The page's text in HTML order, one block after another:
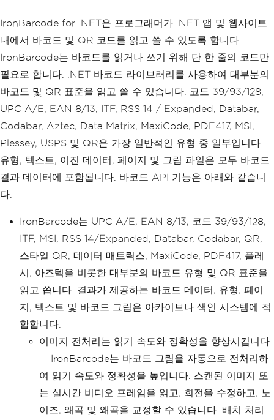
IronBarcode for .NET은 프로그래머가 .NET 앱 및 웹사이트
내에서 바코드 및 QR 코드를 읽고 쓸 수 있도록 합니다.
IronBarcode는 바코드를 읽거나 쓰기 위해 단 한 줄의 코드만
필요로 합니다. .NET 바코드 라이브러리를 사용하여 대부분의
바코드 및 QR 표준을 읽고 쓸 수 있습니다. 코드 39/93/128,
UPC A/E, EAN 8/13, ITF, RSS 14 / Expanded, Databar,
Codabar, Aztec, Data Matrix, MaxiCode, PDF417, MSI,
Plessey, USPS 및 QR은 가장 일반적인 유형 중 일부입니다.
유형, 텍스트, 이진 데이터, 페이지 및 그림 파일은 모두 바코드
결과 데이터에 포함됩니다. 바코드 API 기능은 아래와 같습니
다.
IronBarcode는 UPC A/E, EAN 8/13, 코드 39/93/128,
ITF, MSI, RSS 14/Expanded, Databar, Codabar, QR,
스타일 QR, 데이터 매트릭스, MaxiCode, PDF417, 플레
시, 아즈텍을 비롯한 대부분의 바코드 유형 및 QR 표준을
읽고 씁니다. 결과가 제공하는 바코드 데이터, 유형, 페이
지, 텍스트 및 바코드 그림은 아카이브나 색인 시스템에 적
합합니다.
이미지 전처리는 읽기 속도와 정확성을 향상시킵니다
— IronBarcode는 바코드 그림을 자동으로 전처리하
여 읽기 속도와 정확성을 높입니다. 스캔된 이미지 또
는 실시간 비디오 프레임을 읽고, 회전을 수정하고, 노
이즈, 왜곡 및 왜곡을 교정할 수 있습니다. 배치 처리